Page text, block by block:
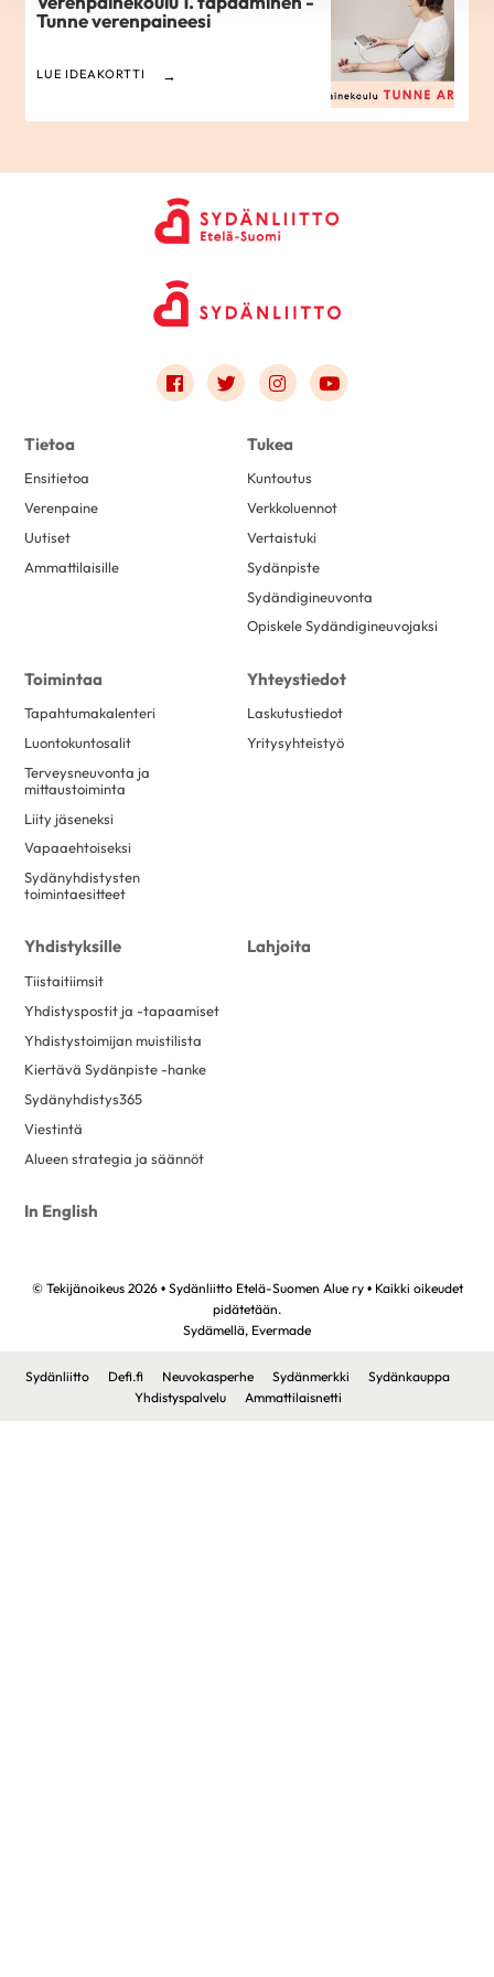
Tunne verenpaineesi
LUE IDEAKORTTI
Link to facebook
Link to twitter
Link to instagram
Link to youtube
Tietoa
Ensitietoa
Verenpaine
Uutiset
Ammattilaisille
Tukea
Kuntoutus
Verkkoluennot
Vertaistuki
Sydänpiste
Sydändigineuvonta
Opiskele Sydändigineuvojaksi
Toimintaa
Tapahtumakalenteri
Luontokuntosalit
Terveysneuvonta ja
mittaustoiminta
Liity jäseneksi
Vapaaehtoiseksi
Sydänyhdistysten
toimintaesitteet
Yhteystiedot
Laskutustiedot
Yritysyhteistyö
Yhdistyksille
Tiistaitiimsit
Yhdistyspostit ja -tapaamiset
Yhdistystoimijan muistilista
Kiertävä Sydänpiste -hanke
Sydänyhdistys365
Viestintä
Alueen strategia ja säännöt
Lahjoita
In English
© Tekijänoikeus 2026 • Sydänliitto Etelä-Suomen Alue ry • Kaikki oikeudet
pidätetään.
Sydämellä, Evermade
Sydänliitto Defi.fi Neuvokasperhe Sydänmerkki
Sydänkauppa
Yhdistyspalvelu
Ammattilaisnetti